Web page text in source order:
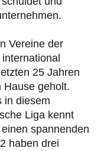
Vereine der
25 Jahren
Hause geholt.
in diesem
Liga kennt
spannenden
haben drei